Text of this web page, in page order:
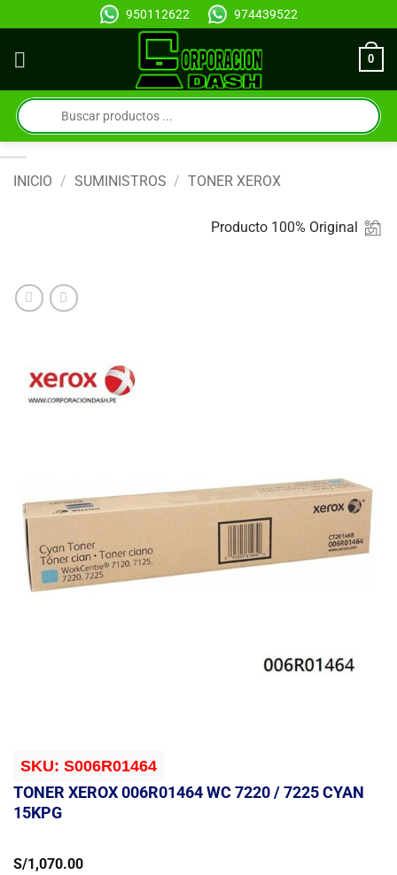
al
contenido
950112622 974439522
0
Búsqueda
de
productos
INICIO / SUMINISTROS / TONER XEROX
Producto 100% Original
SKU: S006R01464
TONER XEROX 006R01464 WC 7220 / 7225 CYAN
15KPG
S/1,070.00